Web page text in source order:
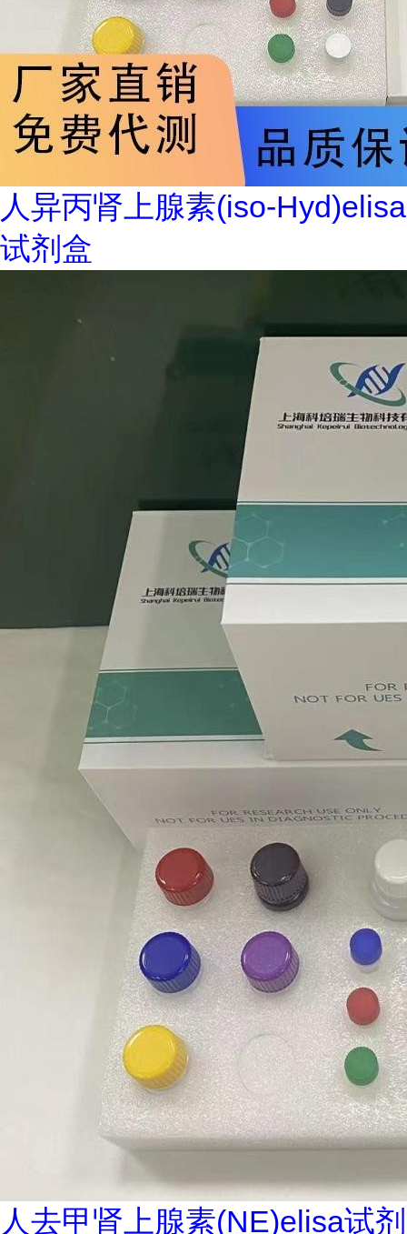
人异丙肾上腺素(iso-Hyd)elisa
试剂盒
人去甲肾上腺素(NE)elisa试剂